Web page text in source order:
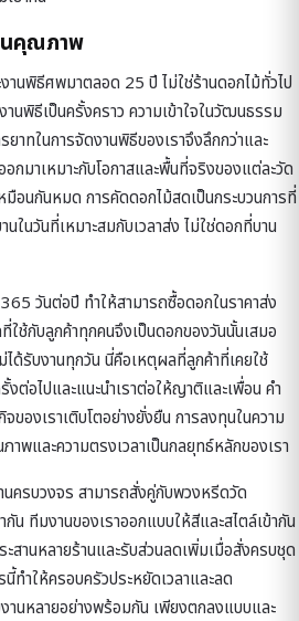
นคุณภาพ
านพิธีศพมาตลอด 25 ปี ไม่ใช่ร้านดอกไม้ทั่วไป
นพิธีเป็นครั้งคราว ความเข้าใจในวัฒนธรรม
ยาทในการจัดงานพิธีของเราจึงลึกกว่าและ
กมาเหมาะกับโอกาสและพื้นที่จริงของแต่ละวัด
มือนกันหมด การคัดดอกไม้สดเป็นกระบวนการที่
นในวันที่เหมาะสมกับเวลาส่ง ไม่ใช่ดอกที่บาน
วันต่อปี ทำให้สามารถซื้อดอกในราคาส่ง
ใช้กับลูกค้าทุกคนจึงเป็นดอกของวันนั้นเสมอ
ได้รับงานทุกวัน นี่คือเหตุผลที่ลูกค้าที่เคยใช้
งต่อไปและแนะนำเราต่อให้ญาติและเพื่อน คำ
องเราเติบโตอย่างยั่งยืน การลงทุนในความ
พและความตรงเวลาเป็นกลยุทธ์หลักของเรา
ครบวงจร สามารถสั่งคู่กับพวงหรีดวัด
น ทีมงานของเราออกแบบให้สีและสไตล์เข้ากัน
สานหลายร้านและรับส่วนลดเพิ่มเมื่อสั่งครบชุด
ทำให้ครอบครัวประหยัดเวลาและลด
านหลายอย่างพร้อมกัน เพียงตกลงแบบและ